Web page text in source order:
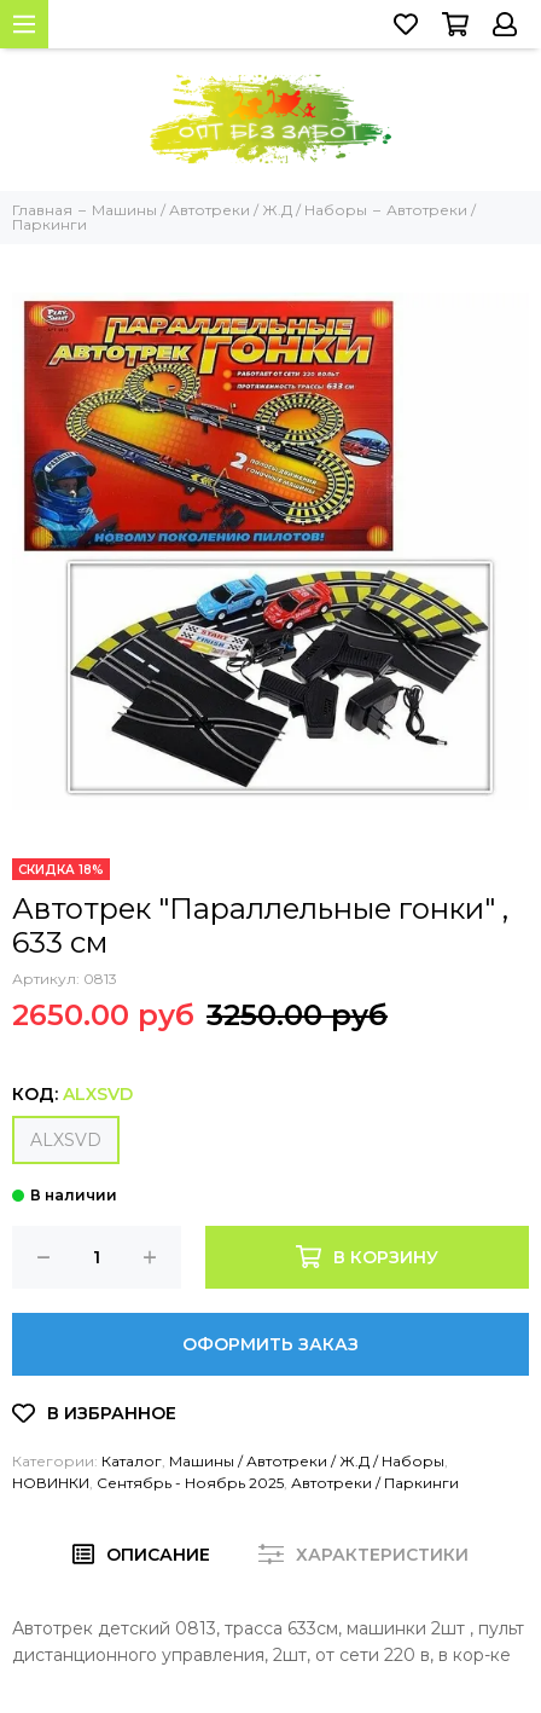
Главная Машины / Автотреки / Ж.Д / Наборы
Автотреки /
Паркинги
СКИДКА 18%
Автотрек "Параллельные гонки" ,
633 см
Артикул: 0813
2650.00 руб 3250.00 руб
КОД: ALXSVD
ALXSVD
В КОРЗИНУ
ОФОРМИТЬ ЗАКАЗ
Категории: Каталог Машины / Автотреки / Ж.Д / Наборы
НОВИНКИ Сентябрь - Ноябрь 2025 Автотреки / Паркинги
ОПИСАНИЕ ХАРАКТЕРИСТИКИ
Автотрек детский 0813, трасса 633см, машинки 2шт , пульт
дистанционного управления, 2шт, от сети 220 в, в кор-ке